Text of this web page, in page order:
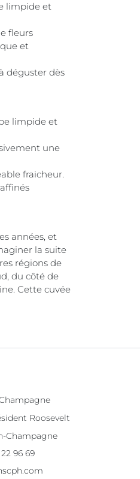
limpide et
fleurs
et
déguster dès
limpide et
une
fraicheur.
années, et
la suite
régions de
du côté de
Cette cuvée
Roosevelt
Champagne
96 69